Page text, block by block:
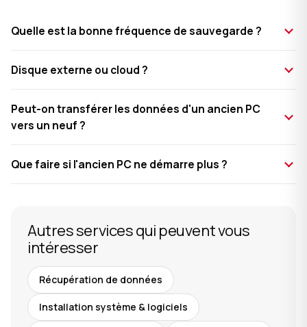
Quelle est la bonne fréquence de sauvegarde ?
Disque externe ou cloud ?
Peut-on transférer les données d'un ancien PC
vers un neuf ?
Que faire si l'ancien PC ne démarre plus ?
Autres services qui peuvent vous
intéresser
Récupération de données
Installation système & logiciels